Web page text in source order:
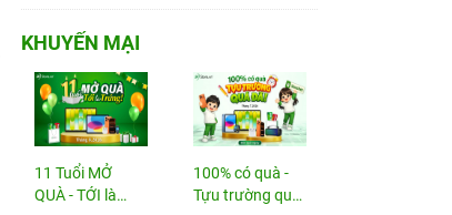
KHUYẾN MẠI
11 Tuổi MỞ
QUÀ - TỚI là
100% có quà -
Tựu trường quá